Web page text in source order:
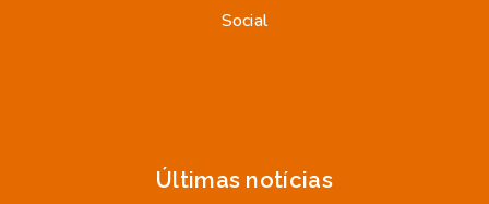
Social
Últimas notícias